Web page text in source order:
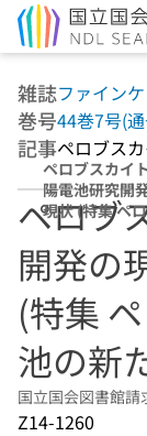
雑誌ファイン
巻号44巻7号(
記事ペロブス
ペロブスカイ
陽電池研究開
現状 (特集 ペ
スカイト太陽
の新たなる展
ペロブ
開発の
(特集
池の新
国立国会図書館請
Z14-1260